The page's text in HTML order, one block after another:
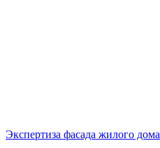
Экспертиза фасада жилого дома